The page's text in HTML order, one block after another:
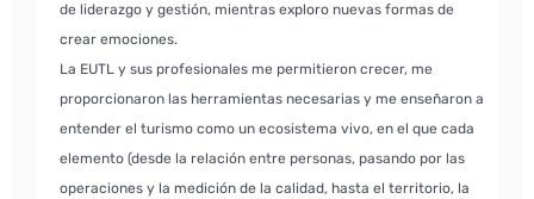
de liderazgo y gestión, mientras exploro nuevas formas de
crear emociones.
La EUTL y sus profesionales me permitieron crecer, me
proporcionaron las herramientas necesarias y me enseñaron a
entender el turismo como un ecosistema vivo, en el que cada
elemento (desde la relación entre personas, pasando por las
operaciones y la medición de la calidad, hasta el territorio, la